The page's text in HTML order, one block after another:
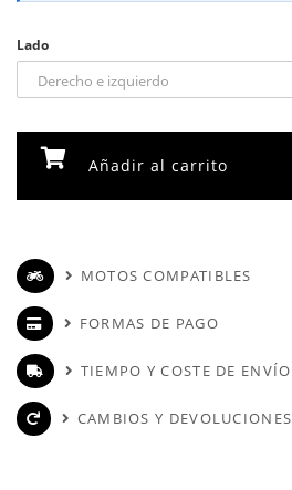
Lado
Añadir al carrito
MOTOS COMPATIBLES
FORMAS DE PAGO
TIEMPO Y COSTE DE ENVÍO
CAMBIOS Y DEVOLUCIONES